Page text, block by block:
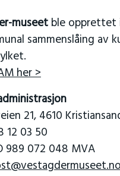
museetble opprettet
sammenslåing av
her >
21, 4610
12 03 50
989 072 048 MVA